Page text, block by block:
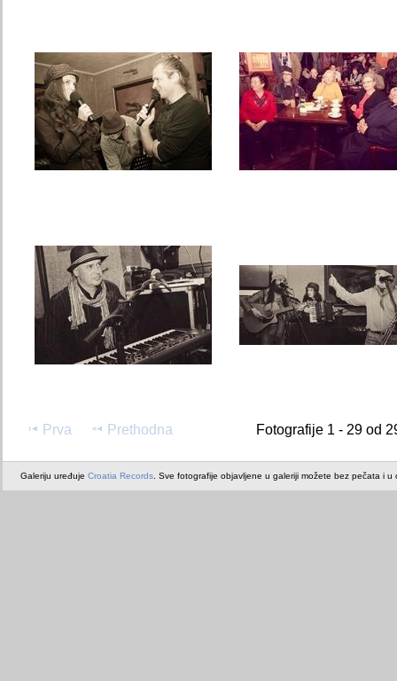
Prva Prethodna Fotografije 1 - 29 od
Galeriju uređuje Croatia Records . Sve fotografije objavljene u galeriji možete bez pečata i